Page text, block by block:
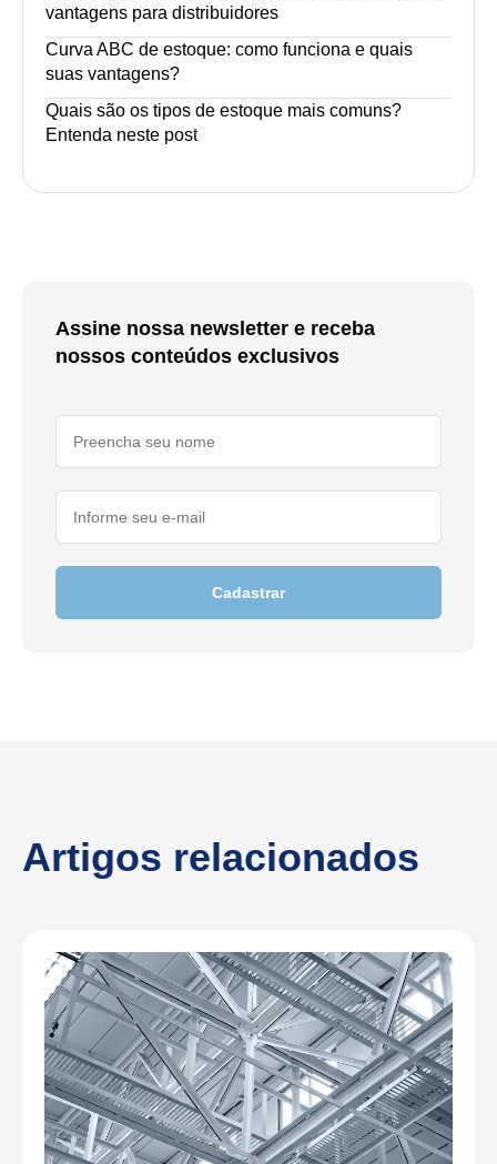
vantagens para distribuidores
Curva ABC de estoque: como funciona e quais
suas vantagens?
Quais são os tipos de estoque mais comuns?
Entenda neste post
Assine nossa newsletter e receba
nossos conteúdos exclusivos
Cadastrar
Artigos relacionados